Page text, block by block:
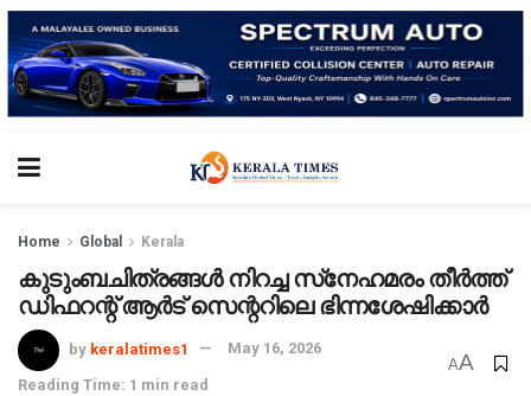
Home Global Kerala
കുടുംബചിത്രങ്ങള്‍ നിറച്ച സ്‌നേഹമരം തീര്‍ത്ത്
ഡിഫറന്റ് ആര്‍ട് സെന്ററിലെ ഭിന്നശേഷിക്കാര്‍
by keralatimes1 May 16, 2026
Reading Time: 1 min read
AA